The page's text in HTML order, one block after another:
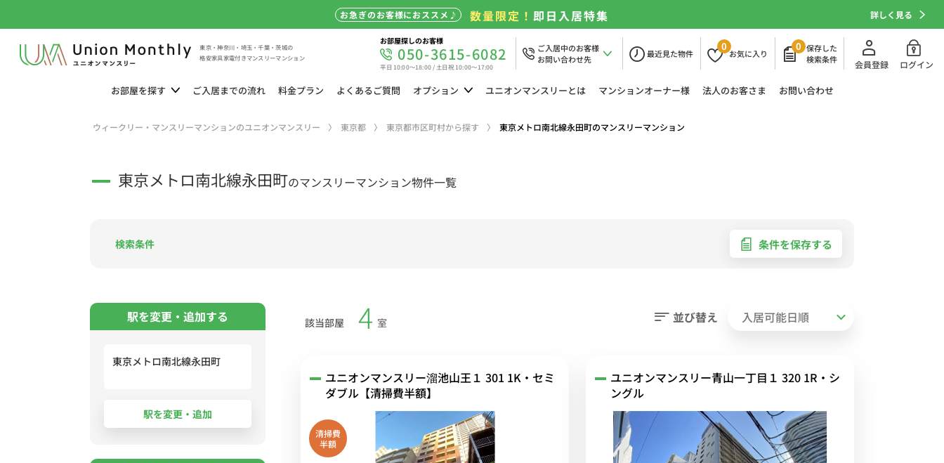
お急ぎのお客様におススメ♪ 数量限定！即日入居特集 詳しく見る
東京・神奈川・埼玉・千葉・茨城の
格安家具家電付きマンスリーマンション
お部屋探しのお客様
050-3615-6082
平日 10:00～18:00 / 土日祝 10:00～17:00
ご入居中のお客様
お問い合わせ先
最近見た物件
0
お気に入り
0 保存した
検索条件
会員登録 ログイン
お部屋を探す ご入居までの流れ 料金プラン よくあるご質問 オプション ユニオンマンスリーとは マンションオーナー様 法人のお客さま お問い合わせ
ウィークリー・マンスリーマンションのユニオンマンスリー 東京都 東京都市区町村から探す 東京メトロ南北線永田町のマンスリーマンション
東京メトロ南北線永田町のマンスリーマンション物件一覧
検索条件 条件を保存する
該当部屋 4 室 並び替え
ユニオンマンスリー溜池山王１ 301 1K・セミ
ダブル【清掃費半額】
清掃費
半額
ユニオンマンスリー青山一丁目１ 320 1R・シ
ングル
駅を変更・追加する
東京メトロ南北線永田町